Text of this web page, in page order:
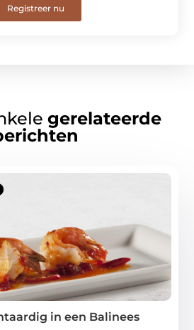
Registreer nu
gerelateerde
in een Balinees